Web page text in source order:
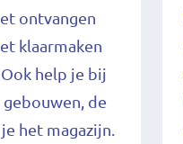
ontvangen
klaarmaken
help je bij
de
het magazijn.